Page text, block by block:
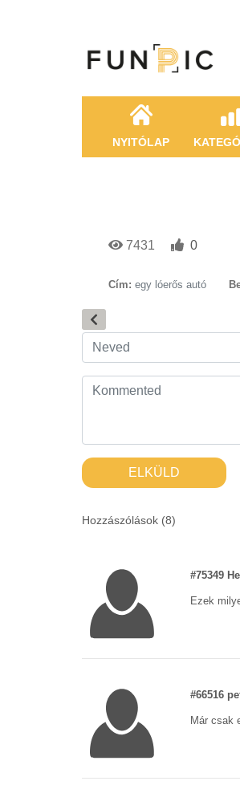
NYITÓLAP
7431 0
Cím: egy lóerős autó
ELKÜLD
Hozzászólások (8)
#75349
Ezek
#66516
Már csak